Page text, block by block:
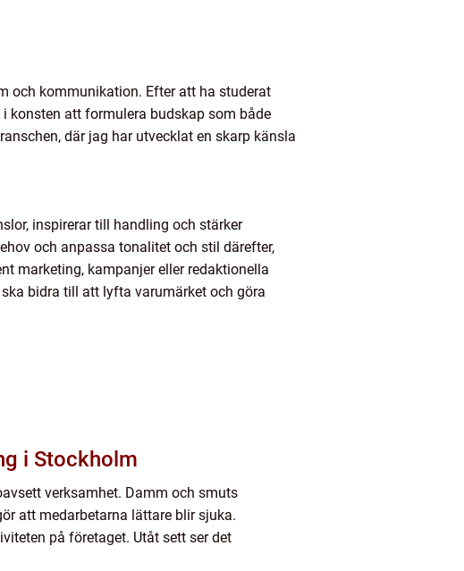
och kommunikation. Efter att ha studerat
konsten att formulera budskap som både
där jag har utvecklat en skarp känsla
inspirerar till handling och stärker
och anpassa tonalitet och stil därefter,
marketing, kampanjer eller redaktionella
bidra till att lyfta varumärket och göra
i Stockholm
verksamhet. Damm och smuts
att medarbetarna lättare blir sjuka.
på företaget. Utåt sett ser det